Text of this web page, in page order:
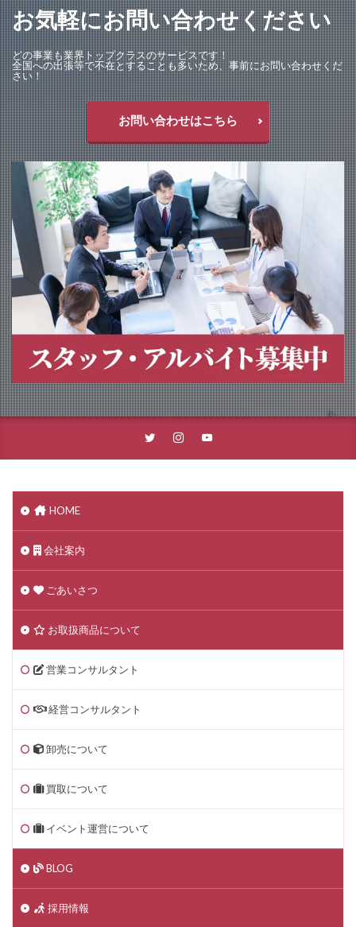
お気軽にお問い合わせください
どの事業も業界トップクラスのサービスです！
全国への出張等で不在とすることも多いため、事前にお問い合わせくだ
さい！
お問い合わせはこちら
HOME
会社案内
ごあいさつ
お取扱商品について
営業コンサルタント
経営コンサルタント
卸売について
買取について
イベント運営について
BLOG
採用情報